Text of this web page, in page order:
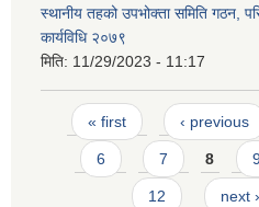
स्थानीय तहको उपभोक्ता समिति गठन,
कार्यविधि २०७९
मिति: 11/29/2023 - 11:17
Pages
« first ‹ previous
6 7 8
12 next ›